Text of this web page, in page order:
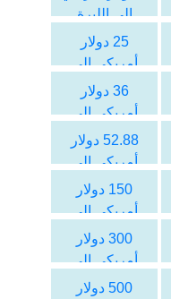
الى الليرة
التركية
25 دولار
أمريكي الى
الليرة التركية
36 دولار
أمريكي الى
الليرة التركية
52.88 دولار
أمريكي الى
الليرة التركية
150 دولار
أمريكي الى
الليرة التركية
300 دولار
أمريكي الى
الليرة التركية
500 دولار